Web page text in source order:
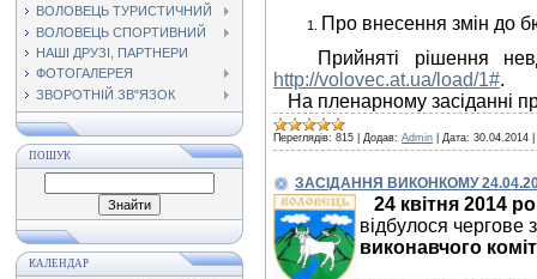
ВОЛОВЕЦЬ ТУРИСТИЧНИЙ
ВОЛОВЕЦЬ СПОРТИВНИЙ
НАШІ ДРУЗІ, ПАРТНЕРИ
ФОТОГАЛЕРЕЯ
ЗВОРОТНІЙ ЗВ"ЯЗОК
ПОШУК
КАЛЕНДАР
Про внесення змін до
Прийняті рішення
http://volovec.at.ua/load/1#.
На пленарному засіданні
Переглядів: 815 Додав: Admin Дата: 30.04.2014
ЗАСІДАННЯ ВИКОНКОМУ
24 квітня 2014
відбулося чергове
виконавчого